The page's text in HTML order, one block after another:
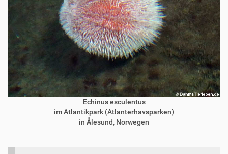
Echinus esculentus
im Atlantikpark (Atlanterhavsparken)
in Ålesund, Norwegen